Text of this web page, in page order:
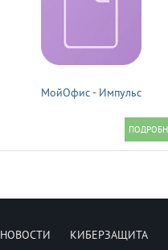
МойОфис - Импульс
НОВОСТИ КИБЕРЗАЩИТА